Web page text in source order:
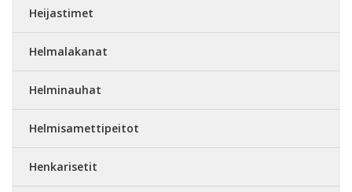
Heijastimet
Helmalakanat
Helminauhat
Helmisamettipeitot
Henkarisetit